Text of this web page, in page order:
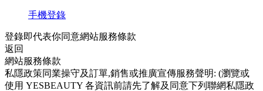
手機登錄
登錄即代表你同意網站服務條款
返回
網站服務條款
私隱政策同業操守及訂單,銷售或推廣宣傳服務聲明: (瀏覽或
使用 YESBEAUTY 各資訊前請先了解及同意下列聯網私隱政